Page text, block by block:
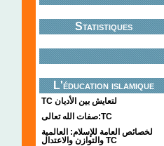
Statistiques
L'éducation islamique
TC لتعايش بين الأديان
صفات الله تعالى:TC
لخصائص العامة للإسلام: العالمية
والتوازن والاعتدال TC